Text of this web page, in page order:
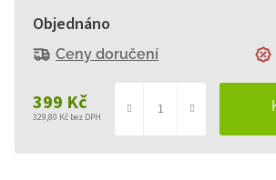
399 Kč
329,80 Kč bez DPH
cena:
Objednáno
Ceny doručení